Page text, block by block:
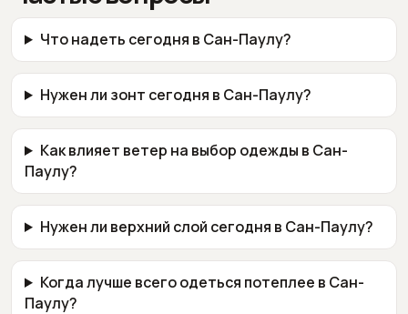
Что надеть сегодня в Сан-Паулу?
Нужен ли зонт сегодня в Сан-Паулу?
Как влияет ветер на выбор одежды в Сан-
Паулу?
Нужен ли верхний слой сегодня в Сан-Паулу?
Когда лучше всего одеться потеплее в Сан-
Паулу?